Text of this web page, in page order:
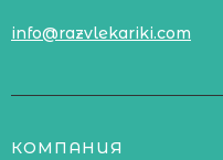
info@razvlekariki.com
КОМПАНИЯ